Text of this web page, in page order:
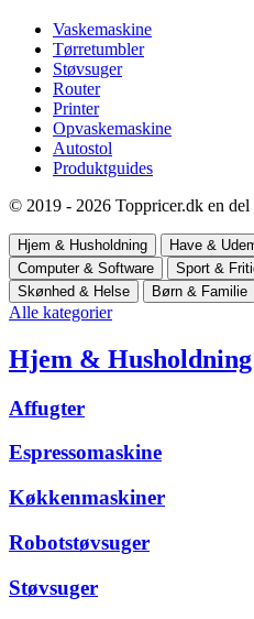
Vaskemaskine
Tørretumbler
Støvsuger
Router
Printer
Opvaskemaskine
Autostol
Produktguides
© 2019 - 2026 Toppricer.dk en
Hjem & Husholdning Have &
Computer & Software
Sport &
Skønhed & Helse
Børn & Familie
Alle kategorier
Hjem & Husholdning
Affugter
Espressomaskine
Køkkenmaskiner
Robotstøvsuger
Støvsuger